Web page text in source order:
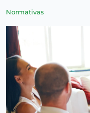
Normativas